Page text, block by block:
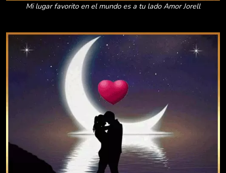
Mi lugar favorito en el mundo es a tu lado Amor Jorell